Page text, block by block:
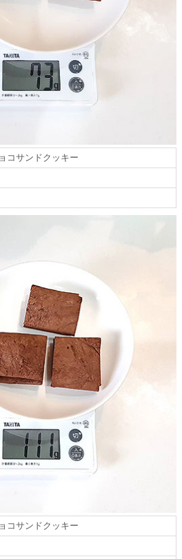
コサンドクッキー
コサンドクッキー